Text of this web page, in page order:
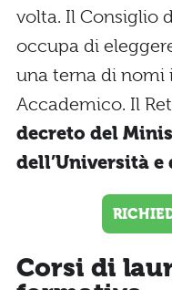
volta. Il Consiglio
occupa di
una terna di nomi
Accademico. Il
decreto del
dell’Università e
Corsi di